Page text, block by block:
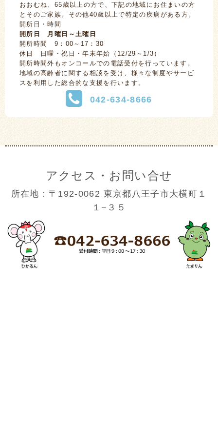
おおむね、65歳以上の方で、下記の地域にお住まいの方
とそのご家族。その他40歳以上で特定の疾病がある方。
開所日・時間
開所日 月曜日～土曜日
開所時間 9：00～17：30
休日 日曜・祝日・年末年始（12/29～1/3）
開所時間外もオンコールでの電話受付を行っています。
地域の高齢者に関する相談を受け、様々な制度やサービ
スを利用した総合的な支援を行います。
042-634-8666
アクセス・お問い合せ
所在地：〒192-0062 東京都八王子市大横町１
１−３５